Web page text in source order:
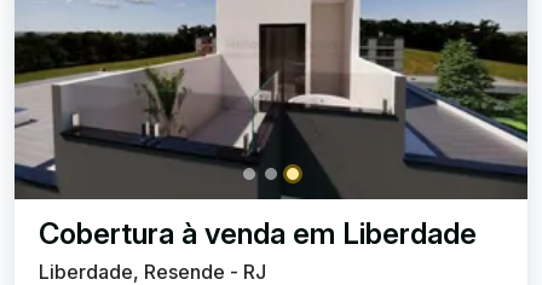
Cobertura à venda em Liberdade
Liberdade, Resende - RJ